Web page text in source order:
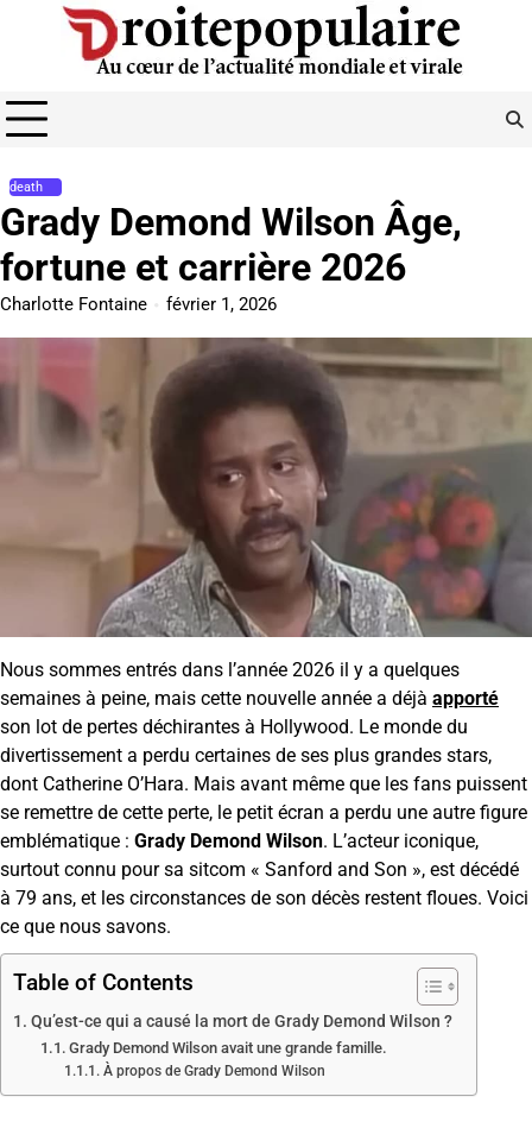
death
Grady Demond Wilson Âge,
fortune et carrière 2026
Charlotte Fontaine février 1, 2026
Nous sommes entrés dans l’année 2026 il y a quelques
semaines à peine, mais cette nouvelle année a déjà apporté
son lot de pertes déchirantes à Hollywood. Le monde du
divertissement a perdu certaines de ses plus grandes stars,
dont Catherine O’Hara. Mais avant même que les fans puissent
se remettre de cette perte, le petit écran a perdu une autre figure
emblématique : Grady Demond Wilson. L’acteur iconique,
surtout connu pour sa sitcom « Sanford and Son », est décédé
à 79 ans, et les circonstances de son décès restent floues. Voici
ce que nous savons.
Table of Contents
Qu’est-ce qui a causé la mort de Grady Demond Wilson ?
Grady Demond Wilson avait une grande famille.
À propos de Grady Demond Wilson